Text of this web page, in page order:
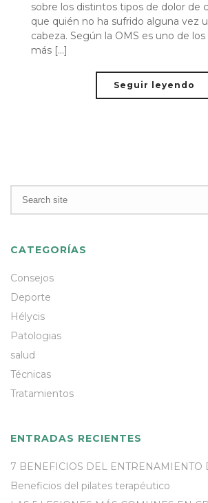
sobre los distintos tipos de dolor de
que quién no ha sufrido alguna vez
cabeza. Según la OMS es uno de
más [...]
Seguir leyendo
CATEGORÍAS
Consejos
Deporte
Hélycis
Patologias
salud
Técnicas
Tratamientos
ENTRADAS RECIENTES
7 BENEFICIOS DEL ENTRENAMIENTO
Beneficios del pilates terapéutico